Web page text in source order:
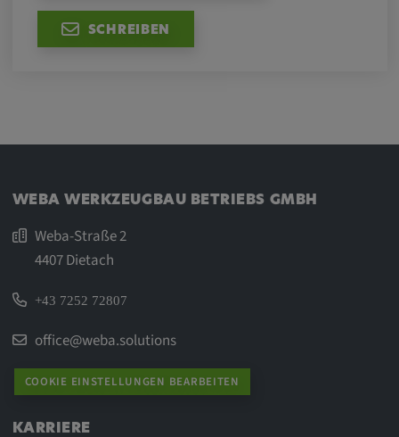
SCHREIBEN
WEBA WERKZEUGBAU BETRIEBS GMBH
Weba-Straße 2
4407 Dietach
+43 7252 72807
office@weba.solutions
COOKIE EINSTELLUNGEN BEARBEITEN
KARRIERE